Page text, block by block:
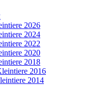
2026
2024
2022
2020
2018
2016
2014